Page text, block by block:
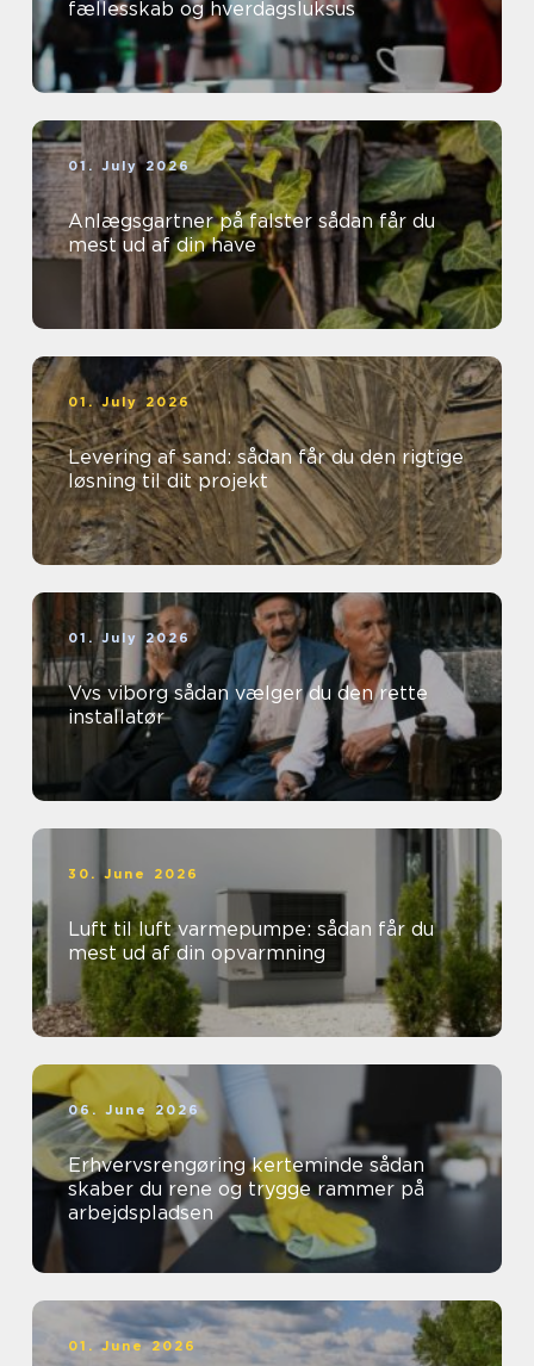
fællesskab og hverdagsluksus
01. July 2026
Anlægsgartner på falster sådan får du
mest ud af din have
01. July 2026
Levering af sand: sådan får du den rigtige
løsning til dit projekt
01. July 2026
Vvs viborg sådan vælger du den rette
installatør
30. June 2026
Luft til luft varmepumpe: sådan får du
mest ud af din opvarmning
06. June 2026
Erhvervsrengøring kerteminde sådan
skaber du rene og trygge rammer på
arbejdspladsen
01. June 2026